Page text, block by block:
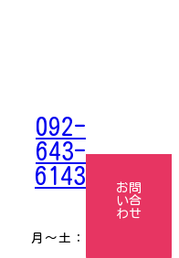
092-
643-
6143
月〜土：
お問
い合
わせ